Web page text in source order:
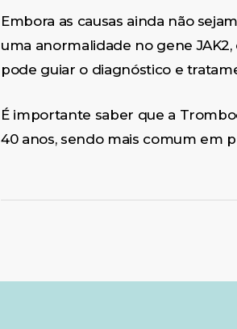
Embora as causas ainda não
uma anormalidade no gene
pode guiar o diagnóstico e
É importante saber que a
40 anos, sendo mais comum em